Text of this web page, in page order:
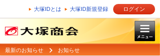
大塚IDとは 大塚ID新規登録 ログイン
最新のお知らせ お知らせ